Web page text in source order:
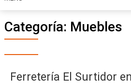
Categoría: Muebles
Ferretería El Surtidor